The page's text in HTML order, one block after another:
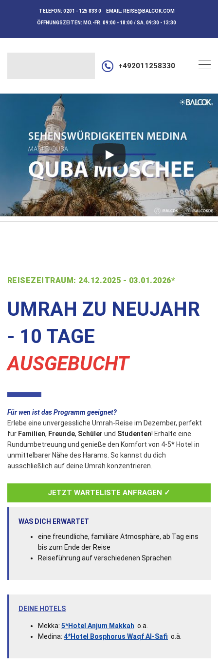
TELEFON: 0201 - 125 833 0 EMAIL: REISE@BALCOK.COM
ÖFFNUNGSZEITEN: MO.-FR. 09:00 - 18:00 / SA. 09:30 - 13:30
+492011258330
REISEZEITRAUM: 24.12.2025 - 03.01.2026*
UMRAH ZU NEUJAHR
- 10 TAGE
AUSGEBUCHT
Für wen ist das Programm geeignet?
Erlebe eine unvergessliche Umrah-Reise im Dezember, perfekt
für Familien, Freunde, Schüler und Studenten! Erhalte eine
Rundumbetreuung und genieße den Komfort von 4-5* Hotel in
unmittelbarer Nähe des Harams. So kannst du dich
ausschließlich auf deine Umrah konzentrieren.
JETZT WARTELISTE ANFRAGEN ✓
WAS DICH ERWARTET
eine freundliche, familiäre Atmosphäre, ab Tag eins
bis zum Ende der Reise
Reiseführung auf verschiedenen Sprachen
DEINE HOTELS
Mekka: 5*Hotel Anjum Makkah o.ä.
Medina: 4*Hotel Bosphorus Waqf Al-Safi o.ä.